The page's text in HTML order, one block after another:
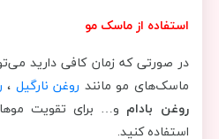
استفاده از ماسک مو
در صورتی که زمان کافی دارید
ماسک‌های مو مانند روغن نارگیل ،
روغن بادام و… برای تقویت
استفاده کنید.